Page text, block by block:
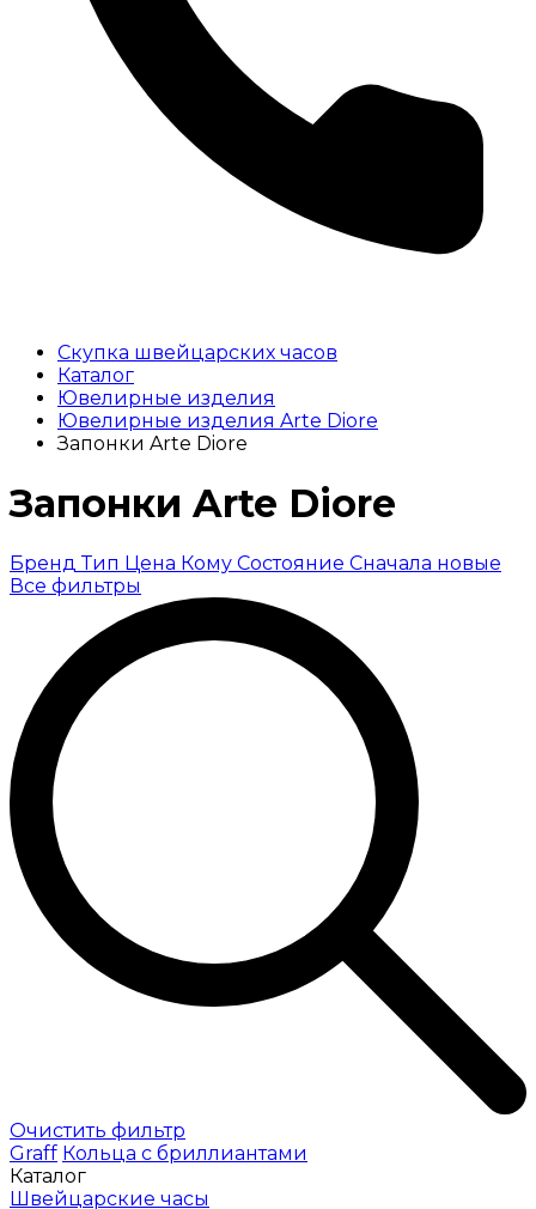
Скупка швейцарских часов
Каталог
Ювелирные изделия
Ювелирные изделия Arte Diore
Запонки Arte Diore
Запонки Arte Diore
Бренд Тип Цена Кому Состояние Сначала новые
Все фильтры
Очистить фильтр
Graff Кольца с бриллиантами
Каталог
Швейцарские часы